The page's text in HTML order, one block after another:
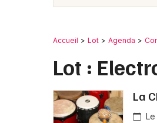
Accueil Lot Agenda
Lot :
La
Le